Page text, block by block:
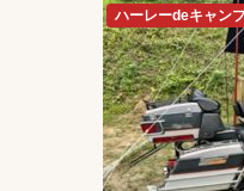
ハーレーdeキャン